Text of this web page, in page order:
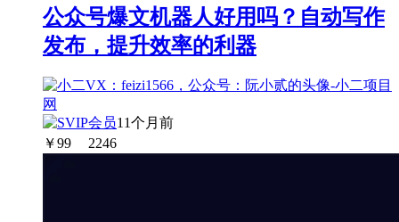
公众号爆文机器人好用吗？自动写作
发布，提升效率的利器
11个月前
￥99 2246